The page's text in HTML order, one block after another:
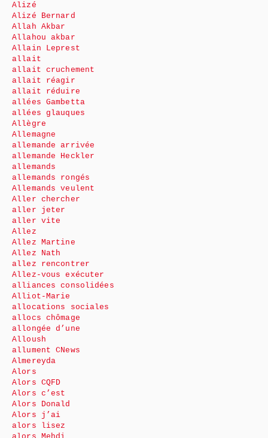
Alizé
Alizé Bernard
Allah Akbar
Allahou akbar
Allain Leprest
allait
allait cruchement
allait réagir
allait réduire
allées Gambetta
allées glauques
Allègre
Allemagne
allemande arrivée
allemande Heckler
allemands
allemands rongés
Allemands veulent
Aller chercher
aller jeter
aller vite
Allez
Allez Martine
Allez Nath
allez rencontrer
Allez-vous exécuter
alliances consolidées
Alliot-Marie
allocations sociales
allocs chômage
allongée d’une
Alloush
allument CNews
Almereyda
Alors
Alors CQFD
Alors c’est
Alors Donald
Alors j’ai
alors lisez